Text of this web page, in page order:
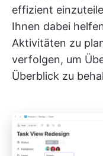
effizient
Ihnen dabei
Aktivitäten zu
verfolgen, um
Überblick zu